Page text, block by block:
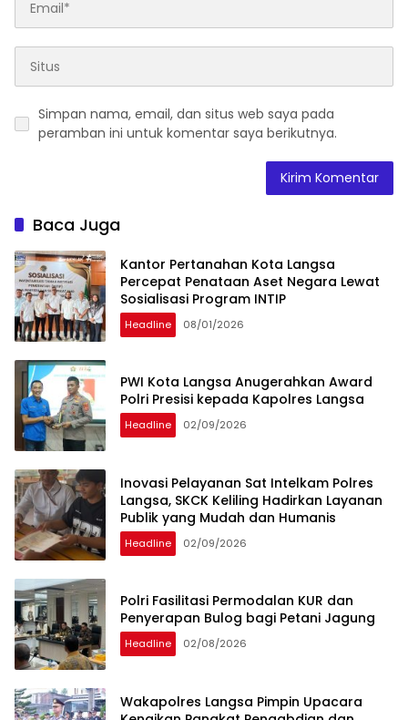
Simpan nama, email, dan situs web saya pada
peramban ini untuk komentar saya berikutnya.
Baca Juga
Kantor Pertanahan Kota Langsa
Percepat Penataan Aset Negara Lewat
Sosialisasi Program INTIP
Headline 08/01/2026
PWI Kota Langsa Anugerahkan Award
Polri Presisi kepada Kapolres Langsa
Headline 02/09/2026
Inovasi Pelayanan Sat Intelkam Polres
Langsa, SKCK Keliling Hadirkan Layanan
Publik yang Mudah dan Humanis
Headline 02/09/2026
Polri Fasilitasi Permodalan KUR dan
Penyerapan Bulog bagi Petani Jagung
Headline 02/08/2026
Wakapolres Langsa Pimpin Upacara